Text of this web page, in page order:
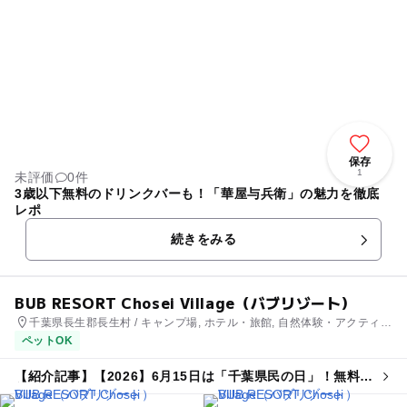
保存
1
未評価
0件
3歳以下無料のドリンクバーも！「華屋与兵衛」の魅力を徹底
レポ
続きをみる
BUB RESORT Chosei Village（バブリゾート）
千葉県長生郡長生村 / キャンプ場, ホテル・旅館, 自然体験・アクティビ
ティ
ペットOK
【紹介記事】【2026】6月15日は「千葉県民の日」！無料・
割引スポット13選 県民以外もお得に♪